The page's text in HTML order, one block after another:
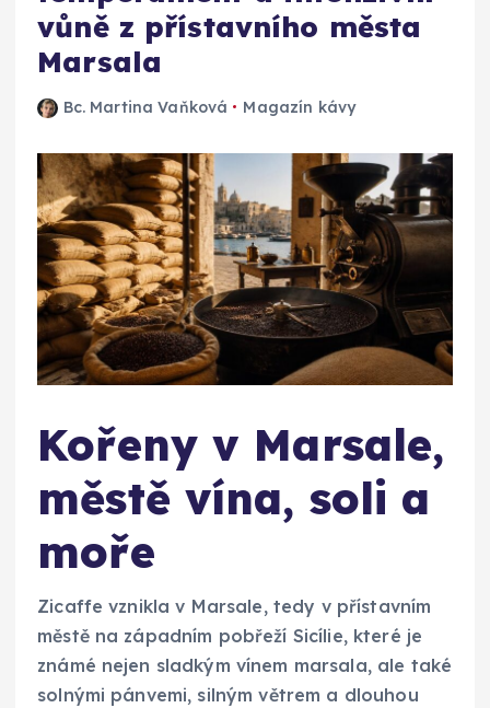
vůně z přístavního města
Marsala
Bc. Martina Vaňková Magazín kávy
Kořeny v Marsale,
městě vína, soli a
moře
Zicaffe vznikla v Marsale, tedy v přístavním
městě na západním pobřeží Sicílie, které je
známé nejen sladkým vínem marsala, ale také
solnými pánvemi, silným větrem a dlouhou